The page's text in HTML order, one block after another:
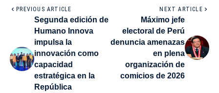
PREVIOUS ARTICLE
Segunda edición de
Humano Innova
impulsa la
innovación como
capacidad
estratégica en la
República
NEXT ARTICLE
Máximo jefe
electoral de Perú
denuncia amenazas
en plena
organización de
comicios de 2026